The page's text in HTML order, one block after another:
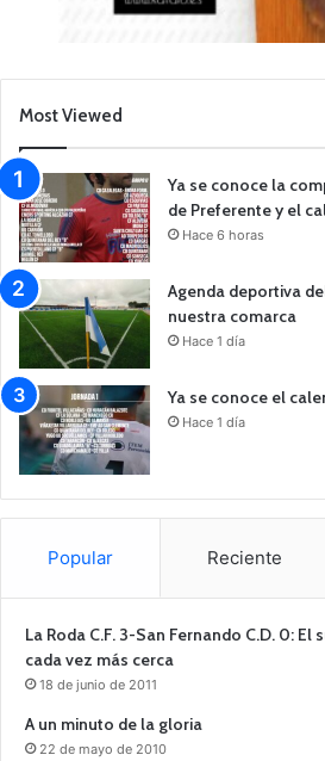
Most Viewed
Ya se conoce la
de Preferente y el
Hace 6 horas
Agenda deportiva
nuestra comarca
Hace 1 día
Ya se conoce el
Hace 1 día
Popular Reciente
La Roda C.F. 3-San Fernando C.D. 0:
cada vez más cerca
18 de junio de 2011
A un minuto de la gloria
22 de mayo de 2010